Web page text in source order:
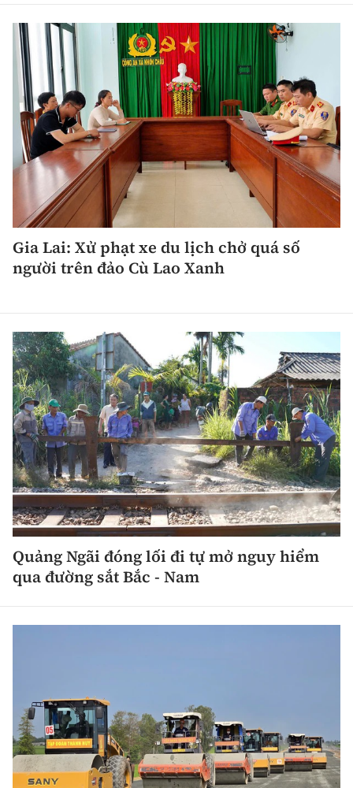
Phó Tổng biên tập:Nguyễn Sơn Tùng,
Nguyễn Đức Thắng, La Đức Hùng
Hotline:
0901 514 799
Quảng cáo và Phát hành:
0915 057 282
Email:bandoc@baoxaydung.vn
Cấm sao chép dưới mọi hình thức nếu không có sự
chấp thuận bằng văn bản.
Gia Lai: Xử phạt xe du lịch chở quá số
người trên đảo Cù Lao Xanh
Quảng Ngãi đóng lối đi tự mở nguy hiểm
qua đường sắt Bắc - Nam